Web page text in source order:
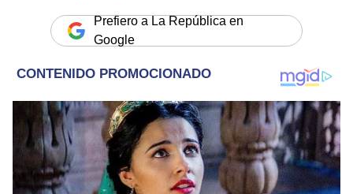
Prefiero a La República en
Google